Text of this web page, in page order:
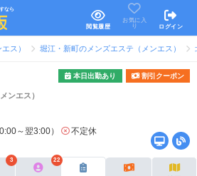
なら
閲覧履歴
お気に入
り
ログイン
ス） 堀江・新町のメンズエステ（メンエス）
本日出勤あり 割引クーポン
ンエス）
～翌3:00）
不定休
3 22